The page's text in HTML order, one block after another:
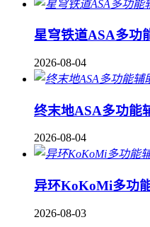
星穹铁道ASA多功
2026-08-04
终末地ASA多功能
2026-08-04
异环KoKoMi多功
2026-08-03